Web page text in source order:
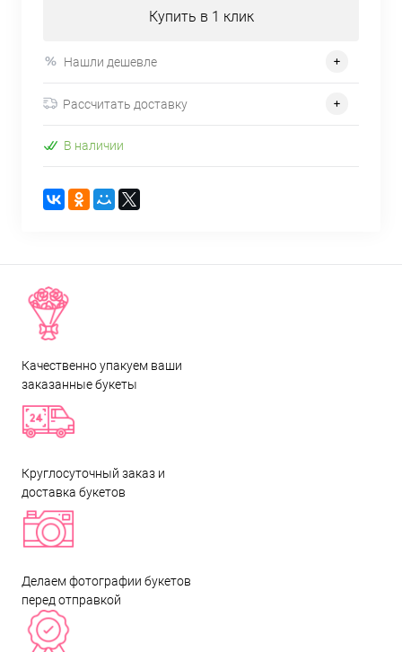
Купить в 1 клик
Нашли дешевле
Рассчитать доставку
В наличии
Качественно упакуем ваши
заказанные букеты
Круглосуточный заказ и
доставка букетов
Делаем фотографии букетов
перед отправкой